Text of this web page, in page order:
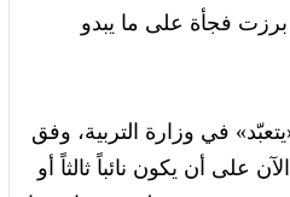
برزت فجأة على ما يبدو
في وزارة التربية، وفق
على أن يكون نائباً ثالثاً أو